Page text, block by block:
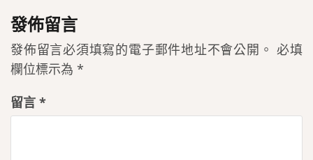
發佈留言
發佈留言必須填寫的電子郵件地址不會公開。 必填
欄位標示為 *
留言 *